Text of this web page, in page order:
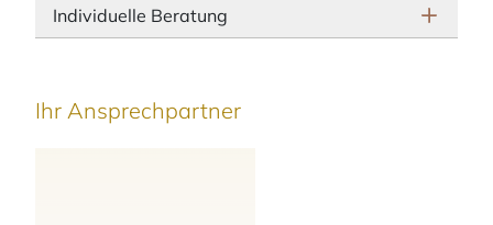
Ihr Ansprechpartner
Individuelle Beratung